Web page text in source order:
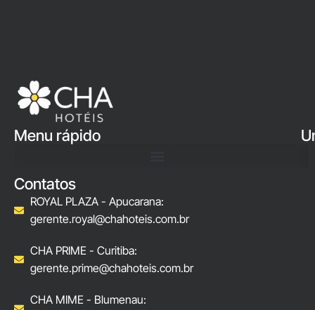
Menu rápido
Contatos
ROYAL PLAZA - Apucarana:
gerente.royal@chahoteis.com.br
CHA PRIME - Curitiba:
gerente.prime@chahoteis.com.br
CHA MIME - Blumenau: